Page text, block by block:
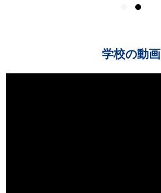
学校の動画